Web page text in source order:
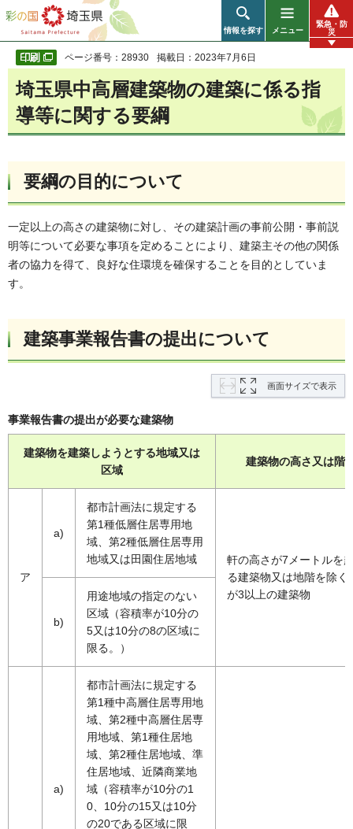
彩の国 埼玉県
情報を探す メニュー
緊急・防
災
ページ番号：28930 掲載日：2023年7月6日
埼玉県中高層建築物の建築に係る指
導等に関する要綱
要綱の目的について
一定以上の高さの建築物に対し、その建築計画の事前公開・事前説
明等について必要な事項を定めることにより、建築主その他の関係
者の協力を得て、良好な住環境を確保することを目的としていま
す。
建築事業報告書の提出について
画面サイズで表示
事業報告書の提出が必要な建築物
建築物を建築しようとする地域又は
区域
建築物の高さ又は階
ア
a)
都市計画法に規定する
第1種低層住居専用地
域、第2種低層住居専用
地域又は田園住居地域
軒の高さが7メートルを
る建築物又は地階を除く
が3以上の建築物
b)
用途地域の指定のない
区域（容積率が10分の
5又は10分の8の区域に
限る。）
a)
都市計画法に規定する
第1種中高層住居専用地
域、第2種中高層住居専
用地域、第1種住居地
域、第2種住居地域、準
住居地域、近隣商業地
域（容積率が10分の1
0、10分の15又は10分
の20である区域に限